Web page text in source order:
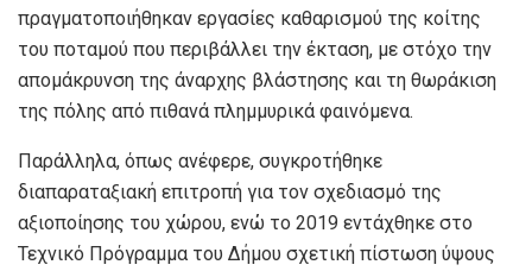
πραγματοποιήθηκαν εργασίες καθαρισμού της κοίτης
του ποταμού που περιβάλλει την έκταση, με στόχο την
απομάκρυνση της άναρχης βλάστησης και τη θωράκιση
της πόλης από πιθανά πλημμυρικά φαινόμενα.
Παράλληλα, όπως ανέφερε, συγκροτήθηκε
διαπαραταξιακή επιτροπή για τον σχεδιασμό της
αξιοποίησης του χώρου, ενώ το 2019 εντάχθηκε στο
Τεχνικό Πρόγραμμα του Δήμου σχετική πίστωση ύψους